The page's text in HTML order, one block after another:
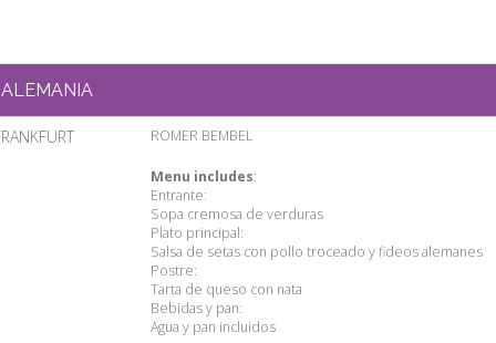
ALEMANIA
ROMER BEMBEL
Menu includes:
Entrante:
Sopa cremosa de verduras
Plato principal:
Salsa de setas con pollo troceado y fideos alemanes
Postre:
Tarta de queso con nata
Bebidas y pan:
Agua y pan incluidos